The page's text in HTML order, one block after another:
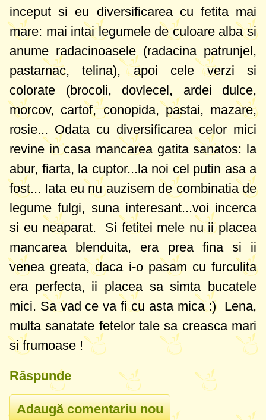
inceput si eu diversificarea cu fetita mai
mare: mai intai legumele de culoare alba si
anume radacinoasele (radacina patrunjel,
pastarnac, telina), apoi cele verzi si
colorate (brocoli, dovlecel, ardei dulce,
morcov, cartof, conopida, pastai, mazare,
rosie... Odata cu diversificarea celor mici
revine in casa mancarea gatita sanatos: la
abur, fiarta, la cuptor...la noi cel putin asa a
fost... Iata eu nu auzisem de combinatia de
legume fulgi, suna interesant...voi incerca
si eu neaparat. Si fetitei mele nu ii placea
mancarea blenduita, era prea fina si ii
venea greata, daca i-o pasam cu furculita
era perfecta, ii placea sa simta bucatele
mici. Sa vad ce va fi cu asta mica :) Lena,
multa sanatate fetelor tale sa creasca mari
si frumoase !
Răspunde